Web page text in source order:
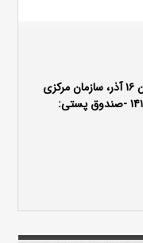
آدرس : تهران، میدان انقلاب، خیابان ۱۶ آذر، سازمان مرکزی
دانشگاه تهران -کد پستی: ۱۴۱۷۶۱۴۴۱۸ -صندوق پستی: